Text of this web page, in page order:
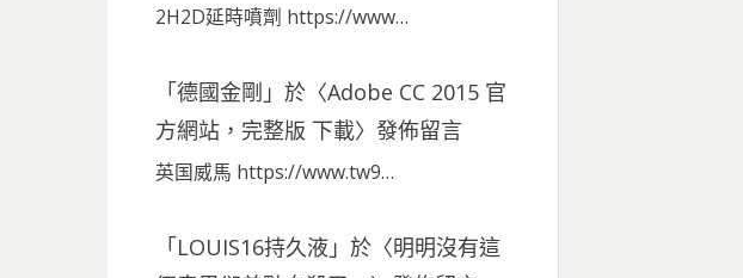
2H2D延時噴劑 https://www…
「德國金剛 」於〈Adobe CC 2015 官
方網站，完整版 下載〉發佈留言
英国威馬 https://www.tw9…
「LOUIS16持久液」於〈明明沒有這